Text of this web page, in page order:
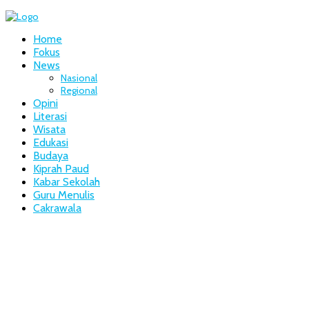
Home
Fokus
News
Nasional
Regional
Opini
Literasi
Wisata
Edukasi
Budaya
Kiprah Paud
Kabar Sekolah
Guru Menulis
Cakrawala